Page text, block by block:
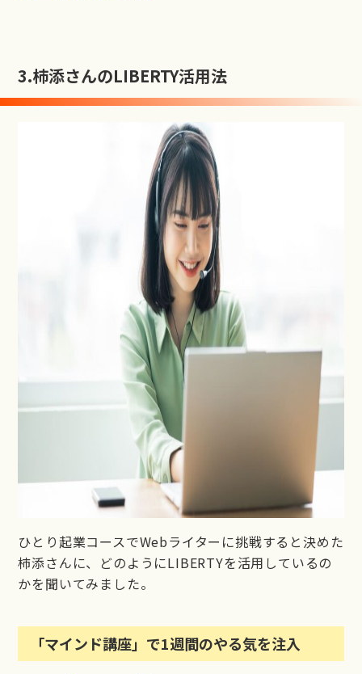
3.柿添さんのLIBERTY活用法
ひとり起業コースでWebライターに挑戦すると決めた
柿添さんに、どのようにLIBERTYを活用しているの
かを聞いてみました。
「マインド講座」で1週間のやる気を注入